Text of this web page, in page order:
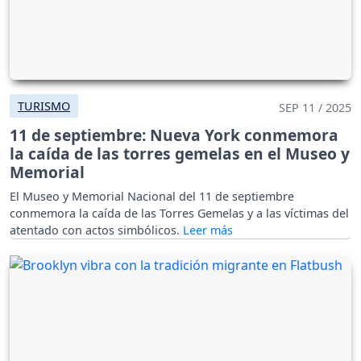
TURISMO SEP 11 / 2025
11 de septiembre: Nueva York conmemora
la caída de las torres gemelas en el Museo y
Memorial
El Museo y Memorial Nacional del 11 de septiembre
conmemora la caída de las Torres Gemelas y a las víctimas del
atentado con actos simbólicos.